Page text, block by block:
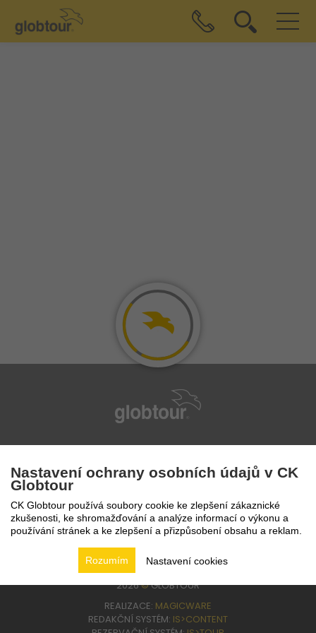
224 94 82 41
2026©GLOBTOUR
REALIZACE: MAGICWARE
REDAKČNÍ SYSTÉM: IS>CONTENT
Nastavení ochrany osobních údajů v CK
Globtour
CK Globtour používá soubory cookie ke zlepšení zákaznické
zkušenosti, ke shromažďování a analýze informací o výkonu a
používání stránek a ke zlepšení a přizpůsobení obsahu a reklam.
Nastavení cookies
Rozumím